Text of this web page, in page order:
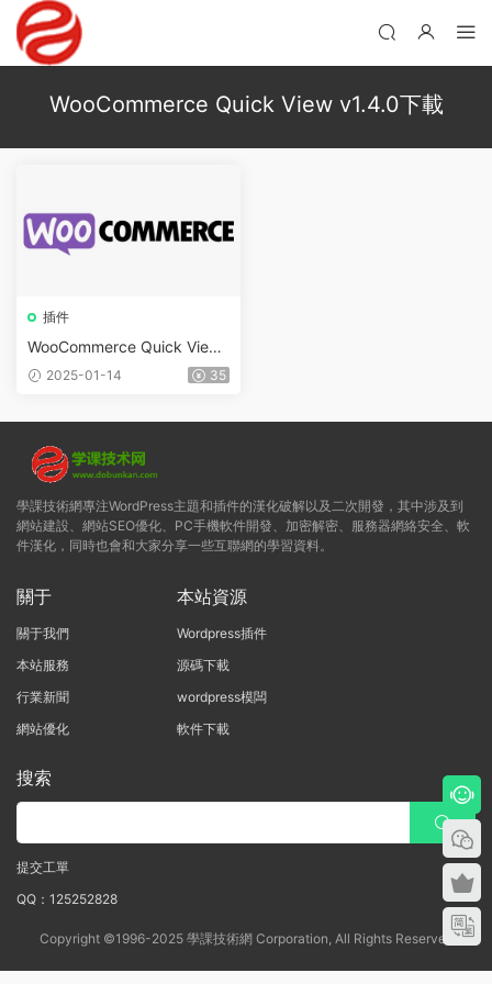
WooCommerce Quick View v1.4.0下載
插件
WooCommerce Quick View
v1.8.22025-01-14 35
學課技術網專注WordPress主題和插件的漢化破解以及二次開發，其中涉及到
網站建設、網站SEO優化、PC手機軟件開發、加密解密、服務器網絡安全、軟
件漢化，同時也會和大家分享一些互聯網的學習資料。
關于
關于我們
本站服務
行業新聞
網站優化
本站資源
Wordpress插件
源碼下載
wordpress模闆
軟件下載
搜索
提交工單
QQ：125252828
Copyright ©1996-2025 學課技術網 Corporation, All Rights Reserved